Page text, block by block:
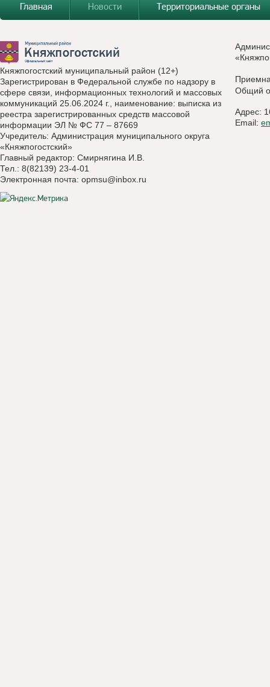
Главная
Новости Территориальные органы
Княжпогостский муниципальный район (12+)
Зарегистрирован в Федеральной службе по надзору в
сфере связи, информационных технологий и массовых
коммуникаций 25.06.2024 г., наименование: выписка из
реестра зарегистрированных средств массовой
информации ЭЛ № ФС 77 – 87669
Учредитель: Администрация муниципального округа
«Княжпогостский»
Главный редактор: Смирнягина И.В.
Тел.: 8(82139) 23-4-01
Электронная почта: opmsu@inbox.ru
Общий
Адрес:
Email: